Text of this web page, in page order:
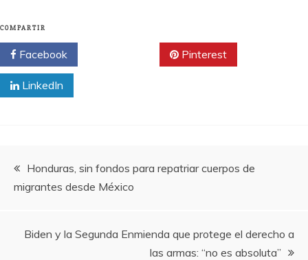
COMPARTIR
Facebook Pinterest
LinkedIn
Navegación
de
entradas
Honduras, sin fondos para repatriar cuerpos de
migrantes desde México
Biden y la Segunda Enmienda que protege el derecho a
las armas: “no es absoluta”